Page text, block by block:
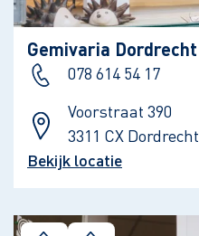
Gemivaria Dordrecht
078 614 54 17
Voorstraat 390
3311 CX Dordrecht
Bekijk locatie